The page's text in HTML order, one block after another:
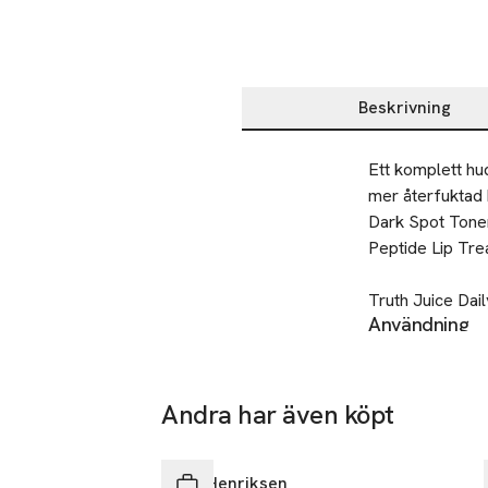
Beskrivning
Beskrivning
Ett komplett
mer återfuktad
Dark Spot
Peptide Lip
Truth Juice
- Rengör utan
* I en klinisk
- 100% håller
Användning
-På kvällen
Andra har även köpt
Ole Henriksen